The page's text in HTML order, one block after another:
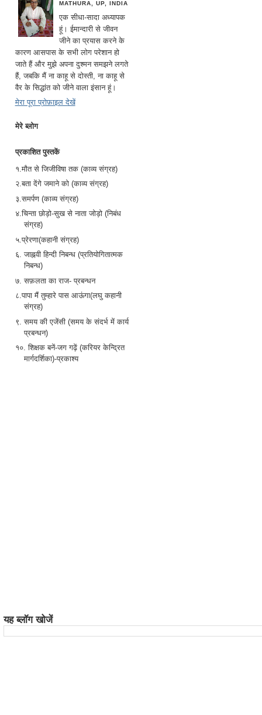
MATHURA, UP, INDIA
एक सीधा-सादा अध्यापक
हूं। ईमान्दारी से जीवन
जीने का प्रयास करने के
कारण आसपास के सभी लोग परेशान हो
जाते हैं और मुझे अपना दुश्मन समझने लगते
हैं, जबकि मैं ना काहू से दोस्ती, ना काहू से
वैर के सिद्धांत को जीने वाला इंसान हूं।
मेरा पूरा प्रोफ़ाइल देखें
मेरे ब्लोग
प्रकाशित पुस्तकें
१.मौत से जिजीविषा तक (काव्य संग्रह)
२.बता देंगे जमाने को (काव्य संग्रह)
३.समर्पण (काव्य संग्रह)
४.चिन्ता छोड़ो-सुख से नाता जोड़ो (निबंध
संग्रह)
५.प्रेरणा(कहानी संग्रह)
६. जाह्नवी हिन्दी निबन्ध (प्रतियोगितात्मक
निबन्ध)
७. सफ़लता का राज- प्रबन्धन
८.पापा मैं तुम्हारे पास आऊंगा(लघु कहानी
संग्रह)
९. समय की एजेंसी (समय के संदर्भ में कार्य
प्रबन्धन)
१०. शिक्षक बनें-जग गढ़ें (करियर केन्द्रित
मार्गदर्शिका)-प्रकाश्य
यह ब्लॉग खोजें